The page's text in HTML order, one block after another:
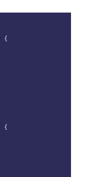
{
{